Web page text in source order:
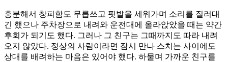
흥분해서 창피함도 무릅쓰고 핏발을 세워가며 소리를 질러대
긴 했으나 주차장으로 내려와 운전대에 올라앉았을 때는 약간
후회가 되기도 했다. 그러나 그 친구는 그때까지도 따라 내려
오지 않았다. 정상의 사람이라면 잠시 만나 스치는 사이에도
상대를 배려하는 마음은 있어야 했다. 하물며 가까운 친구를